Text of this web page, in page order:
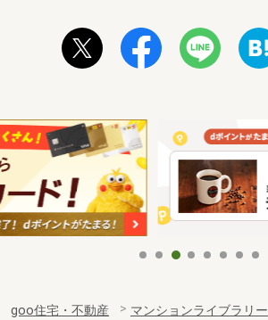
goo住宅・不動産 マンションライブラリー